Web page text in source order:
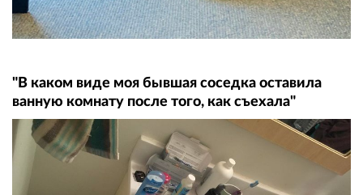
"В каком виде моя бывшая соседка оставила
ванную комнату после того, как съехала"